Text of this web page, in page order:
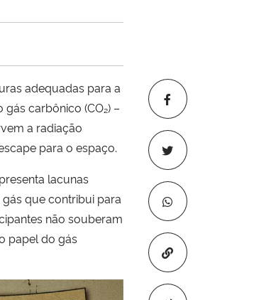
Copiar para
adequadas para a
carbônico (CO₂) –
a radiação
para o espaço.
lacunas
que contribui para
não souberam
papel do gás